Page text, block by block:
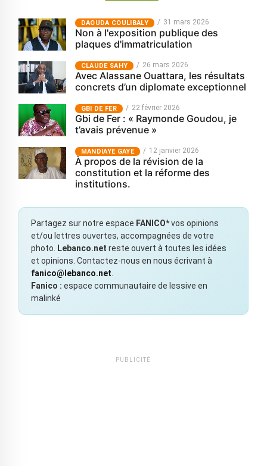
‎DAOUDA COULIBALY 31 mars 2026
Non à l'exposition publique des
plaques d'immatriculation
CLAUDE SAHY 26 mars 2026
Avec Alassane Ouattara, les résultats
concrets d’un diplomate exceptionnel
GBI DE FER 22 février 2026
Gbi de Fer : « Raymonde Goudou, je
t’avais prévenue »
MANDIAYE GAYE 12 janvier 2026
À propos de la révision de la
constitution et la réforme des
institutions.
Partagez sur notre espace FANICO*vos opinions
et/ou lettres ouvertes, accompagnées de votre
photo. Lebanco.net reste ouvert à toutes les idées
et opinions. Contactez-nous en nous écrivant à
fanico@lebanco.net.
Fanico : espace communautaire de lessive en
malinké
PUBLICITÉ